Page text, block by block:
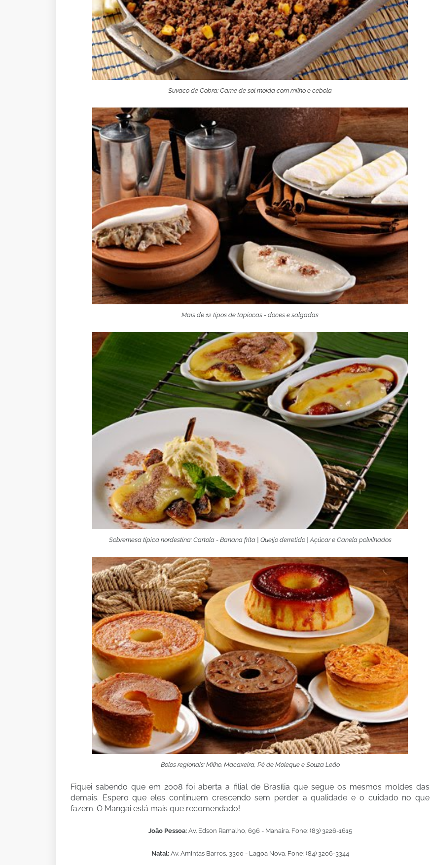
Suvaco de Cobra: Carne de sol moída com milho e cebola
Mais de 12 tipos de tapiocas - doces e salgadas
Sobremesa típica nordestina: Cartola - Banana frita | Queijo derretido | Açúcar e Canela polvilhados
Bolos regionais: Milho, Macaxeira, Pé de Moleque e Souza Leão
Fiquei sabendo que em 2008 foi aberta a filial de Brasília que segue os mesmos moldes das
demais. Espero que eles continuem crescendo sem perder a qualidade e o cuidado no que
fazem. O Mangai está mais que recomendado!
João Pessoa:Av. Edson Ramalho, 696 - Manaíra. Fone: (83) 3226-1615
Natal:Av. Amintas Barros, 3300 - Lagoa Nova. Fone: (84) 3206-3344